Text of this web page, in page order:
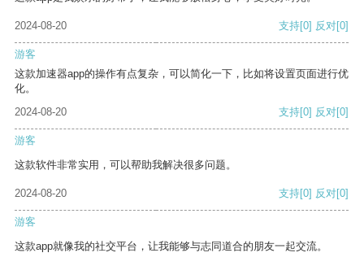
2024-08-20 支持[0] 反对[0]
游客
这款加速器app的操作有点复杂，可以简化一下，比如将设置页面进行优
化。
2024-08-20
支持[0] 反对[0]
游客
这款软件非常实用，可以帮助我解决很多问题。
2024-08-20 支持[0] 反对[0]
游客
这款app就像我的社交平台，让我能够与志同道合的朋友一起交流。